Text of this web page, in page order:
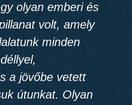
olyan emberi és
volt, amely
minden
a jövőbe vetett
útunkat. Olyan